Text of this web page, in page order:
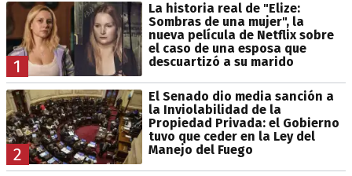
1
La historia real de "Elize:
Sombras de una mujer", la
nueva película de Netflix sobre
el caso de una esposa que
descuartizó a su marido
2
El Senado dio media sanción a
la Inviolabilidad de la
Propiedad Privada: el Gobierno
tuvo que ceder en la Ley del
Manejo del Fuego